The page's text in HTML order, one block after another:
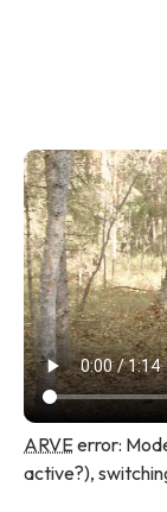
ARVEerror:
active?),